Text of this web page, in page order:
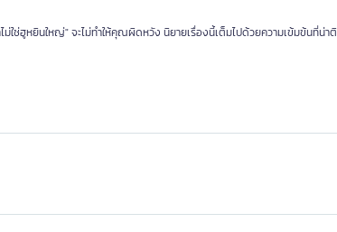
ใช่ฮูหยินใหญ่" จะไม่ทำให้คุณผิดหวัง นิยายเรื่องนี้เต็มไปด้วยความเข้มข้นที่น่